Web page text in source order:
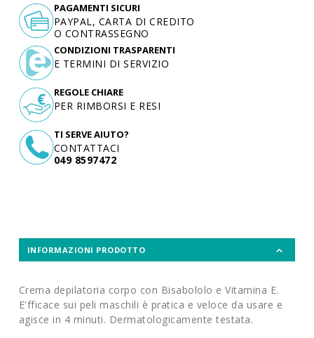
TI SERVE AIUTO?
CONTATTACI
049 8597472
PAGAMENTI SICURI
PAYPAL, CARTA DI CREDITO
O CONTRASSEGNO
CONDIZIONI TRASPARENTI
E TERMINI DI SERVIZIO
REGOLE CHIARE
PER RIMBORSI E RESI
INFORMAZIONI PRODOTTO
Crema depilatoria corpo con Bisabololo e Vitamina E.
E'fficace sui peli maschili è pratica e veloce da usare e
agisce in 4 minuti. Dermatologicamente testata.